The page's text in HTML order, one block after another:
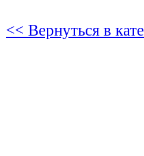
<< Вернуться в